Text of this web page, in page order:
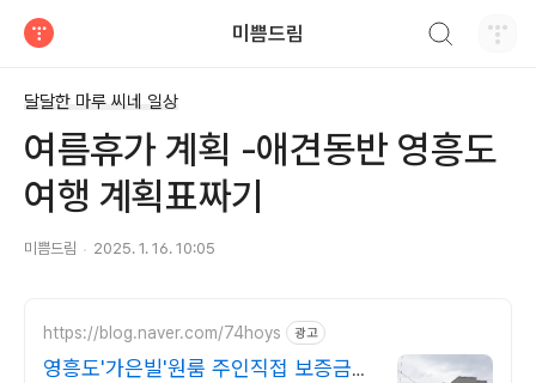
미쁨드림
달달한 마루 씨네 일상
여름휴가 계획 -애견동반 영흥도
여행 계획표짜기
미쁨드림 2025. 1. 16. 10:05
https://blog.naver.com/74hoys 광고
영흥도'가은빌'원룸 주인직접 보증금